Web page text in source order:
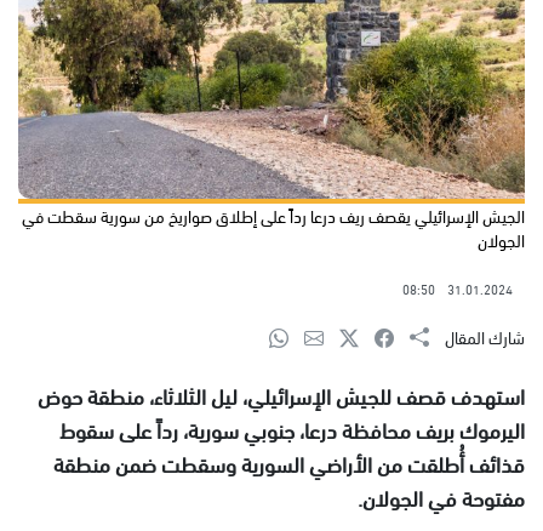
الجيش الإسرائيلي يقصف ريف درعا رداً على إطلاق صواريخ من سورية سقطت في
الجولان
31.01.2024
08:50
شارك المقال
استهدف قصف للجيش الإسرائيلي، ليل الثلاثاء، منطقة حوض
اليرموك بريف محافظة درعا، جنوبي سورية، رداً على سقوط
قذائف أُطلقت من الأراضي السورية وسقطت ضمن منطقة
مفتوحة في الجولان.